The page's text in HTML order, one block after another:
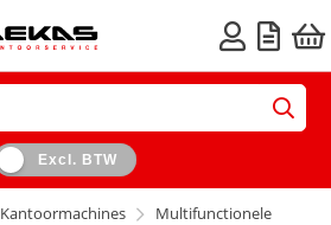
Excl. BTW
Kantoormachines
Multifunctionele